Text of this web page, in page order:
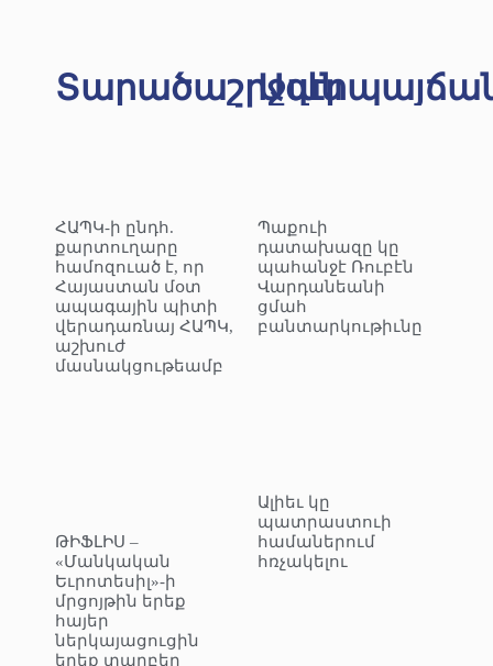
Տարածաշրջան
ՀԱՊԿ-ի ընդհ.
քարտուղարը
համոզուած է, որ
Հայաստան մօտ
ապագային պիտի
վերադառնայ ՀԱՊԿ,
աշխուժ
մասնակցութեամբ
ԹԻՖԼԻՍ –
«Մանկական
Եւրոտեսիլ»-ի
մրցոյթին երեք
հայեր
ներկայացուցին
երեք տարբեր
Պաքուի
դատախազը կը
պահանջէ Ռուբէն
Վարդանեանի
ցմահ
բանտարկութիւնը
Ալիեւ կը
պատրաստուի
համաներում
հռչակելու